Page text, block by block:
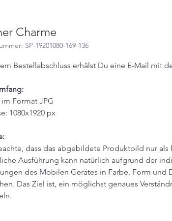
Charme
SP-19201080-169-136
Bestellabschluss erhälst Du eine E-Mail mit
Format JPG
1080x1920 px
dass das abgebildete Produktbild nur als
Ausführung kann natürlich aufgrund der
des Mobilen Gerätes in Farbe, Form und
Das Ziel ist, ein möglichst genaues